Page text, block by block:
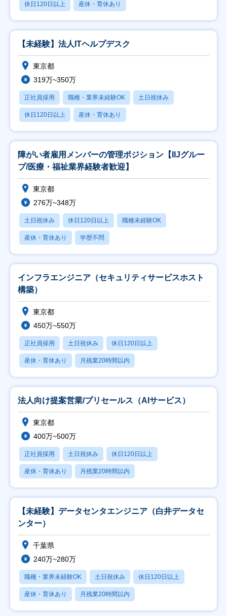
休日120日以上 産休・育休あり
【未経験】法人ITヘルプデスク
東京都
319万~350万
正社員採用 職種・業界未経験OK 土日祝休み
休日120日以上 産休・育休あり
障がい者雇用メンバーの管理ポジション【IIJグルー
プ/医療・福祉業界経験者歓迎】
東京都
276万~348万
土日祝休み 休日120日以上 職種未経験OK
産休・育休あり 学歴不問
インフラエンジニア（セキュリティサービスホスト
構築）
東京都
450万~550万
正社員採用 土日祝休み 休日120日以上
産休・育休あり 月残業20時間以内
法人向け提案営業/プリセールス（AIサービス）
東京都
400万~500万
正社員採用 土日祝休み 休日120日以上
産休・育休あり 月残業20時間以内
【未経験】データセンタエンジニア（白井データセ
ンター）
千葉県
240万~280万
職種・業界未経験OK 土日祝休み 休日120日以上
産休・育休あり 月残業20時間以内